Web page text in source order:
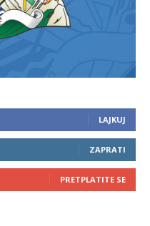
LAJKUJ
ZAPRATI
PRETPLATITE SE